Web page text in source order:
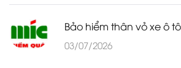
Bảo hiểm thân vỏ xe ô
03/07/2026